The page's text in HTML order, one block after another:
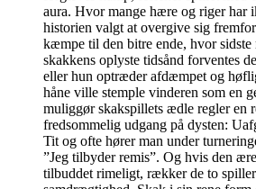
aura. Hvor mange hære og riger har
historien valgt at overgive sig
kæmpe til den bitre ende, hvor sidste
skakkens oplyste tidsånd forventes
eller hun optræder afdæmpet og
håne ville stemple vinderen som en
muliggør skakspillets ædle regler en
fredsommelig udgang på dysten:
Tit og ofte hører man under
”Jeg tilbyder remis”. Og hvis den
tilbuddet rimeligt, rækker de to